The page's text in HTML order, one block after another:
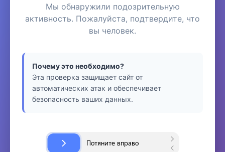
Мы обнаружили подозрительную
активность. Пожалуйста, подтвердите, что
вы человек.
Почему это необходимо?
Эта проверка защищает сайт от
автоматических атак и обеспечивает
безопасность ваших данных.